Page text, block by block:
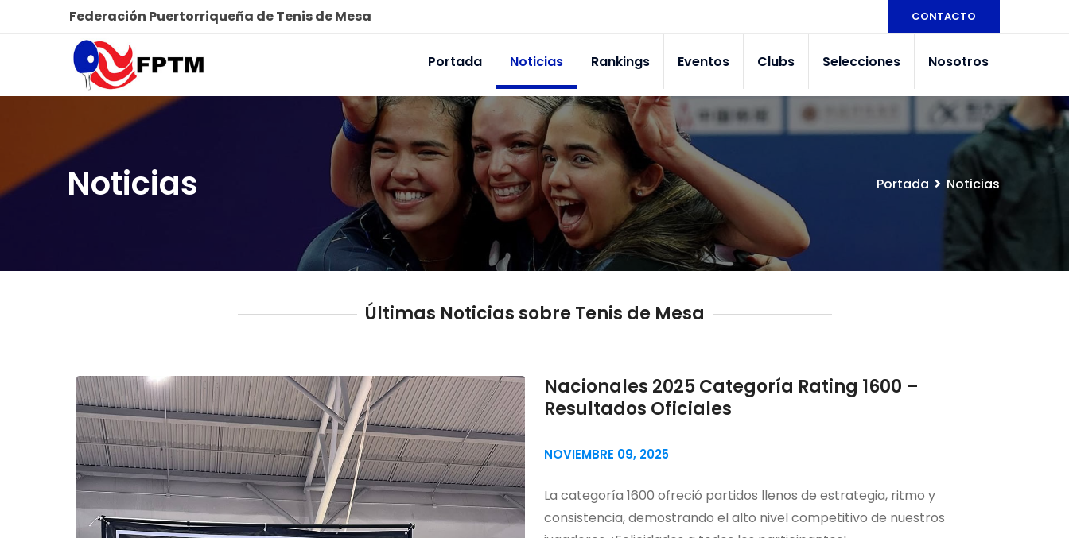
Federación Puertorriqueña de Tenis de Mesa CONTACTO
Portada Noticias Rankings Eventos Clubs Selecciones Nosotros
Noticias Portada Noticias
Últimas Noticias sobre Tenis de Mesa
Nacionales 2025 Categoría Rating 1600 –
Resultados Oficiales
NOVIEMBRE 09, 2025
La categoría 1600 ofreció partidos llenos de estrategia, ritmo y
consistencia, demostrando el alto nivel competitivo de nuestros